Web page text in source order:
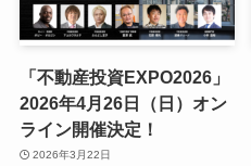
「不動産投資EXPO2026」
2026年4月26日（日）オン
ライン開催決定！
2026年3月22日